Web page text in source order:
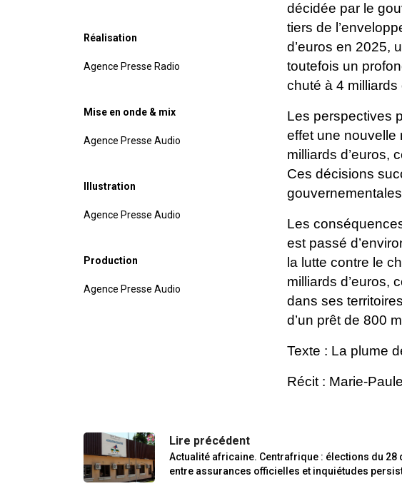
Réalisation
Agence Presse Radio
Mise en onde & mix
Agence Presse Audio
Illustration
Agence Presse Audio
Production
Agence Presse Audio
décidée par le
tiers de
d’euros en 2025,
toutefois un
chuté à 4 milliards
Les perspectives
effet une nouvelle
milliards d’euros,
Ces décisions
Les
est passé
la lutte contre le
milliards d’euros,
dans ses territoires
d’un prêt de 800
Texte : La plume
Récit : Marie-
Lire précédent
Actualité africaine. Centrafrique : élections du 28
entre assurances officielles et inquiétudes